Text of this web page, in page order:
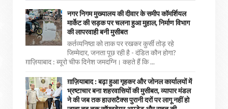
नगर निगम मुख्यालय की दीवार के समीप कॉमर्शियल
मार्केट की सड़क पर चलना हुआ मुहाल, निर्माण विभाग
की लापरवाही बनी मुसीबत
कर्तव्यनिष्ठा को ताक पर रखकर कुर्सी तोड़ रहे
जिम्मेदार, जनता पूछ रही है - दंडित कौन होगा?
ग़ाज़ियाबाद : ब्यूरो चीफ दिनेश जमदग्नि। कहते हैं कि ...
ग़ाज़ियाबाद : बढ़ा हुआ गृहकर और जोनल कार्यालयों में
भ्रष्टाचार बना शहरवासियों की मुसीबत, व्यापार मंडल
ने की जब तक हाउसटैक्स पुरानी दरों पर लागू नहीं हो